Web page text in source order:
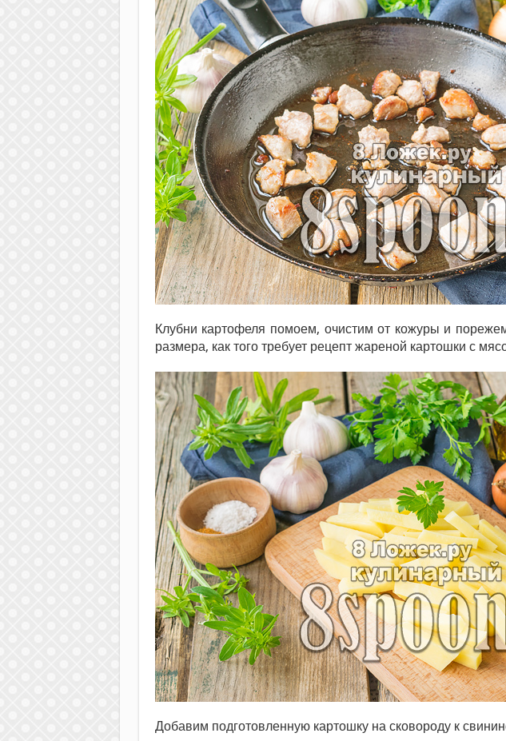
Клубни картофеля помоем, очистим от кожуры и
размера, как того требует рецепт жареной картошки с
Добавим подготовленную картошку на сковороду к